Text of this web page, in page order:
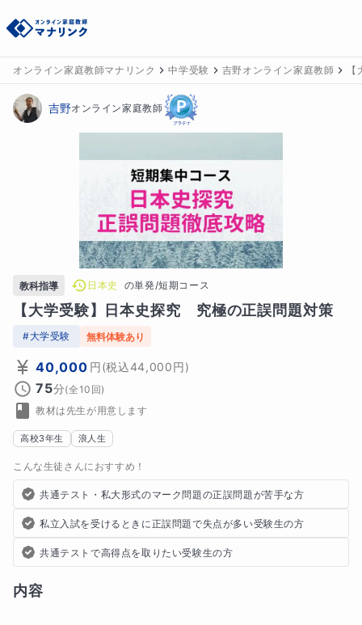
オンライン家庭教師マナリンク 中学受験 吉野オンライン家庭教師
吉野オンライン家庭教師
教科指導 日本史 の単発/短期コース
【大学受験】日本史探究　究極の正誤問題対策
#大学受験 無料体験あり
40,000 円(税込44,000円)
75分(全10 回)
教材は先生が用意します
高校3年生 浪人生
こんな生徒さんにおすすめ！
共通テスト・私大形式のマーク問題の正誤問題が苦手な方
私立入試を受けるときに正誤問題で失点が多い受験生の方
共通テストで高得点を取りたい受験生の方
内容